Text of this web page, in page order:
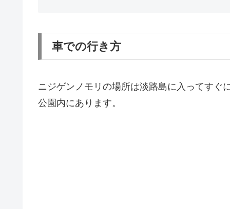
車での行き方
ニジゲンノモリの場所は淡路島に入ってすぐ
公園内にあります。